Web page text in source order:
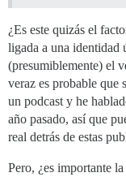
¿Es este quizás el
ligada a una identidad
(presumiblemente) el
veraz es probable que
un podcast y he
año pasado, así que
real detrás de estas
Pero, ¿es importante